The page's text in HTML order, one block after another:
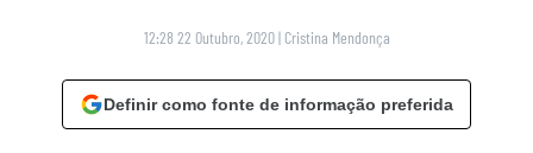
12:28 22 Outubro, 2020 | Cristina Mendonça
Definir como fonte de informação preferida